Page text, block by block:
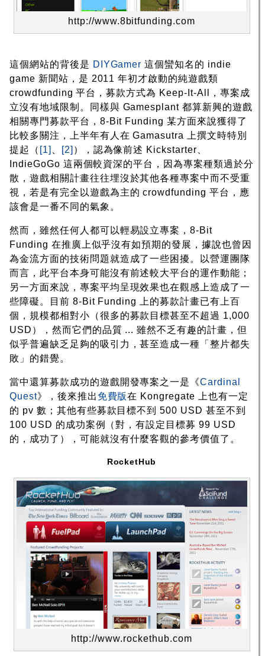
http://www.8bitfunding.com
這個網站的背後是 DIYGamer 這個蠻知名的 indie
game 新聞站，是 2011 年初才啟動的純遊戲類
crowdfunding 平台，募款方式為 Keep-It-All，專案成
立沒有地域限制。同樣與 Gamesplant 都算新興的遊戲
相關專門募款平台，8-Bit Funding 某方面來說獲得了
比較多關注，上半年有人在 Gamasutra 上撰文時特別
提起（ [1] [2] ），認為像前述 Kickstarter、
IndieGoGo 這兩個較資深的平台，因為專案種類過於分
散，遊戲相關計畫往往埋沒於其他各種專案中而不受重
視，若是有完全以遊戲為主的 crowdfunding 平台，應
該會是一番不同的氣象。
然而，雖然任何人都可以輕易設立專案，8-Bit
Funding 在推廣上似乎沒有如預期的發展，據說也曾因
為金流方面的技術問題就造成了一些困擾。以營運團隊
而言，此平台本身可能沒有前述較大平台的運作動能；
另一方面來說，專案平均呈現效果也在觀感上造成了一
些障礙。目前 8-Bit Funding 上的募款計畫已有上百
個，規模都相對小（很多的募款目標甚至不超過 1,000
USD），然而它們的品質 ... 雖然不乏有趣的計畫，但
似乎普遍缺乏足夠的吸引力，甚至造成一種「整片都失
敗」的錯覺。
當中還算募款成功的遊戲開發專案之一是《Cardinal
Quest》，後來推出 免費版在 Kongregate 上也有一定
的 pv 數；其他有些募款目標不到 500 USD 甚至不到
100 USD 的成功案例（對，有設定目標募 99 USD
的，成功了），可能就沒有什麼客觀的參考價值了。
RocketHub
http://www.rockethub.com